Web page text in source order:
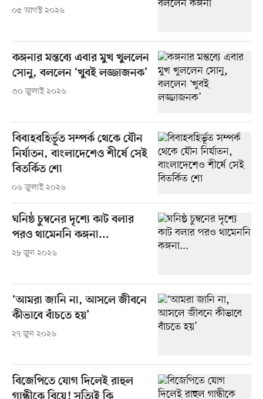
০৫ আগস্ট ২০২৬
কঙ্গনার মন্তব্যে এবার মুখ খুললেন
সোনু, বললেন ‘খুবই লজ্জাজনক’
৩০ জুলাই ২০২৬
বিবাহবহির্ভূত সম্পর্ক থেকে যৌন
নির্যাতন, বাংলাদেশেও শীর্ষে সেই
বিতর্কিত শো
০৬ জুলাই ২০২৬
ঘনিষ্ঠ চুম্বনের দৃশ্যে কাট বলার
পরও থামেননি কঙ্গনা...
২৮ জুন ২০২৬
‘আমরা জানি না, আসলে জীবনে
কীভাবে বাঁচতে হয়’
২৭ জুন ২০২৬
বিজেপিতে যোগ দিলেই রাহুল